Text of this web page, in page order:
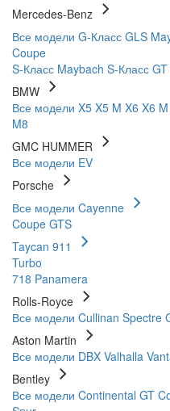
Mercedes-Benz
Все модели G-Класс GLS
Coupe
S-Класс Maybach S-Класс GT
BMW
Все модели X5 X5 M X6 X6 M
M8
GMC HUMMER
Все модели EV
Porsche
Все модели Cayenne
Coupe GTS
Taycan 911
Turbo
718 Panamera
Rolls-Royce
Все модели Cullinan Spectre
Aston Martin
Все модели DBX Valhalla
Bentley
Все модели Continental GT